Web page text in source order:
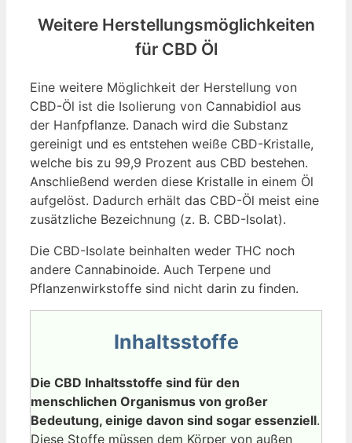
Weitere Herstellungsmöglichkeiten
für CBD Öl
Eine weitere Möglichkeit der Herstellung von
CBD-Öl ist die Isolierung von Cannabidiol aus
der Hanfpflanze. Danach wird die Substanz
gereinigt und es entstehen weiße CBD-Kristalle,
welche bis zu 99,9 Prozent aus CBD bestehen.
Anschließend werden diese Kristalle in einem Öl
aufgelöst. Dadurch erhält das CBD-Öl meist eine
zusätzliche Bezeichnung (z. B. CBD-Isolat).
Die CBD-Isolate beinhalten weder THC noch
andere Cannabinoide. Auch Terpene und
Pflanzenwirkstoffe sind nicht darin zu finden.
Inhaltsstoffe
Die CBD Inhaltsstoffe sind für den
menschlichen Organismus von großer
Bedeutung, einige davon sind sogar essenziell.
Diese Stoffe müssen dem Körper von außen